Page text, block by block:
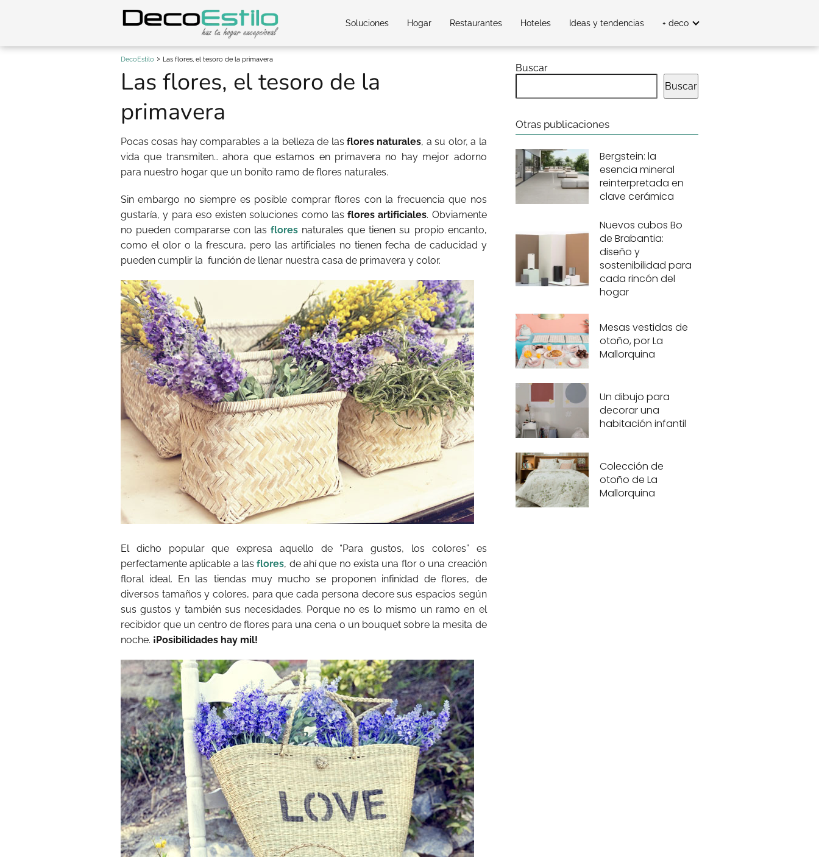
Soluciones Hogar Restaurantes Hoteles Ideas y tendencias + deco
DecoEstilo Las flores, el tesoro de la primavera
Las flores, el tesoro de la
primavera
Pocas cosas hay comparables a la belleza de las flores naturales, a su olor, a la
vida que transmiten… ahora que estamos en primavera no hay mejor adorno
para nuestro hogar que un bonito ramo de flores naturales.
Sin embargo no siempre es posible comprar flores con la frecuencia que nos
gustaría, y para eso existen soluciones como lasflores artificiales. Obviamente
no pueden compararse con lasflores naturales que tienen su propio encanto,
como el olor o la frescura, pero las artificiales no tienen fecha de caducidad y
pueden cumplir la función de llenar nuestra casa de primavera y color.
El dicho popular que expresa aquello de “Para gustos, los colores” es
perfectamente aplicable a lasflores, de ahí que no exista una flor o una creación
floral ideal. En las tiendas muy mucho se proponen infinidad de flores, de
diversos tamaños y colores, para que cada persona decore sus espacios según
sus gustos y también sus necesidades. Porque no es lo mismo un ramo en el
recibidor que un centro de flores para una cena o un bouquet sobre la mesita de
noche. ¡Posibilidades hay mil!
Buscar
Buscar
Otras publicaciones
Bergstein: la
esencia mineral
reinterpretada en
clave cerámica
Nuevos cubos Bo
de Brabantia:
diseño y
sostenibilidad para
cada rincón del
hogar
Mesas vestidas de
otoño, por La
Mallorquina
Un dibujo para
decorar una
habitación infantil
Colección de
otoño de La
Mallorquina